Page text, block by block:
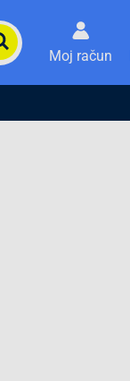
Moj račun